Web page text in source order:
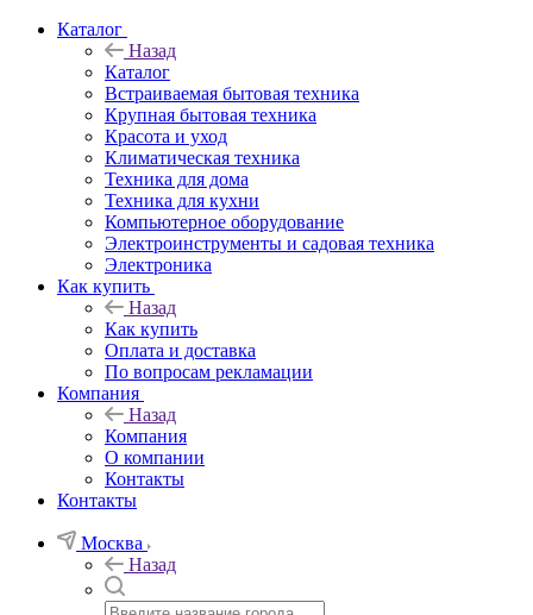
Каталог
Назад
Каталог
Встраиваемая бытовая техника
Крупная бытовая техника
Красота и уход
Климатическая техника
Техника для дома
Техника для кухни
Компьютерное оборудование
Электроинструменты и садовая техника
Электроника
Как купить
Назад
Как купить
Оплата и доставка
По вопросам рекламации
Компания
Назад
Компания
О компании
Контакты
Контакты
Москва
Назад